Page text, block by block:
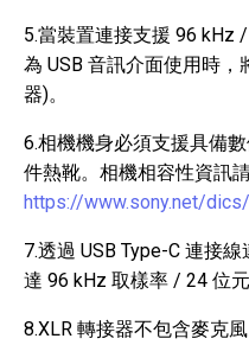
5.當裝置連接支援 96 kHz
為 USB 音訊介面使用時，
器)。
6.相機機身必須支援具備
件熱靴。相機相容性資訊
https://www.sony.net/
7.透過 USB Type-C 連接
達 96 kHz 取樣率 / 24 位
8.XLR 轉接器不包含麥克